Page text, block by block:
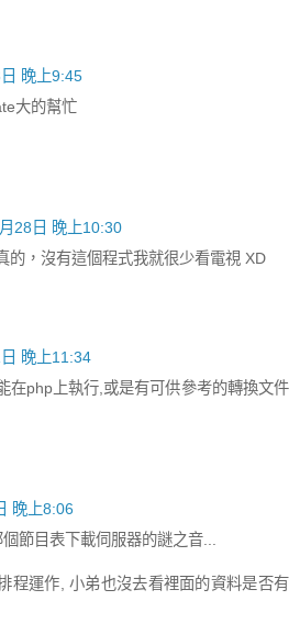
晚上9:45
大的幫忙
28日 晚上10:30
的，沒有這個程式我就很少看電視 XD
晚上11:34
在php上執行,或是有可供參考的轉換文件
晚上8:06
節目表下載伺服器的謎之音...
程運作, 小弟也沒去看裡面的資料是否有